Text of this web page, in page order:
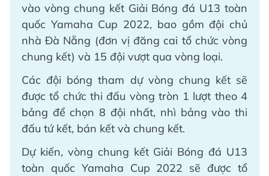
vào vòng chung kết Giải Bóng đá U13 toàn
quốc Yamaha Cup 2022, bao gồm đội chủ
nhà Đà Nẵng (đơn vị đăng cai tổ chức vòng
chung kết) và 15 đội vượt qua vòng loại.
Các đội bóng tham dự vòng chung kết sẽ
được tổ chức thi đấu vòng tròn 1 lượt theo 4
bảng để chọn 8 đội nhất, nhì bảng vào thi
đấu tứ kết, bán kết và chung kết.
Dự kiến, vòng chung kết Giải Bóng đá U13
toàn quốc Yamaha Cup 2022 sẽ được tổ